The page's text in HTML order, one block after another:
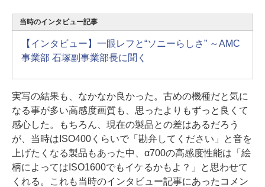
当時のインタビュー記事
【インタビュー】一眼レフと“ソニーらしさ” ～AMC
事業部 石塚副事業部長に聞く
実写の結果も、なかなか良かった。古めの機種だと気に
なる事が多い高感度画質も、思ったよりもずっと良くて
感心した。もちろん、現在の製品との差はあるだろう
が、当時はISO400くらいで「勘弁してください」と音を
上げたくなる製品もあった中、α700の高感度性能は「絵
柄によってはISO1600でもイケるかもよ？」と思わせて
くれる。これも当時のインタビュー記事にあったコメン